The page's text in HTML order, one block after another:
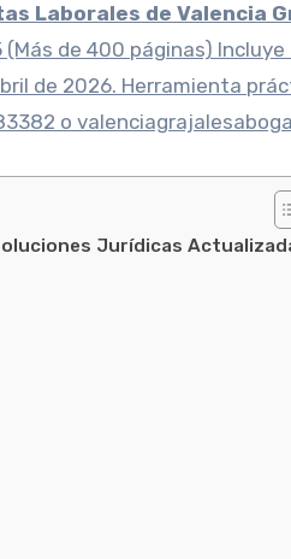
Laborales de Valencia
de 400 páginas)
de 2026. Herramienta
o
Jurídicas